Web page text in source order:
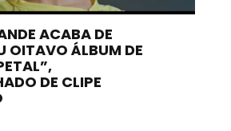
ACABA DE
OITAVO ÁLBUM DE
DE CLIPE